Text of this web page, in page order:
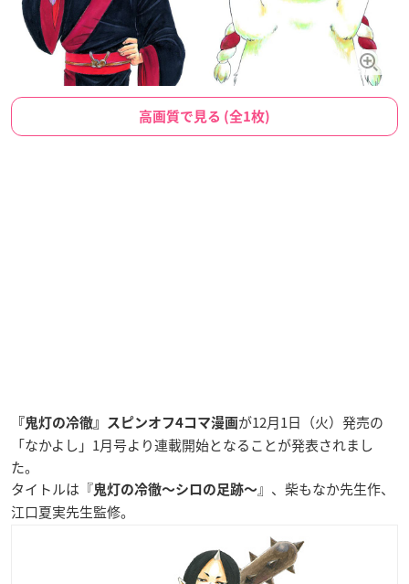
高画質で見る (全1枚)
『鬼灯の冷徹』スピンオフ4コマ漫画が12月1日（火）発売の
「なかよし」1月号より連載開始となることが発表されまし
た。
タイトルは『鬼灯の冷徹〜シロの足跡〜』、柴もなか先生作、
江口夏実先生監修。